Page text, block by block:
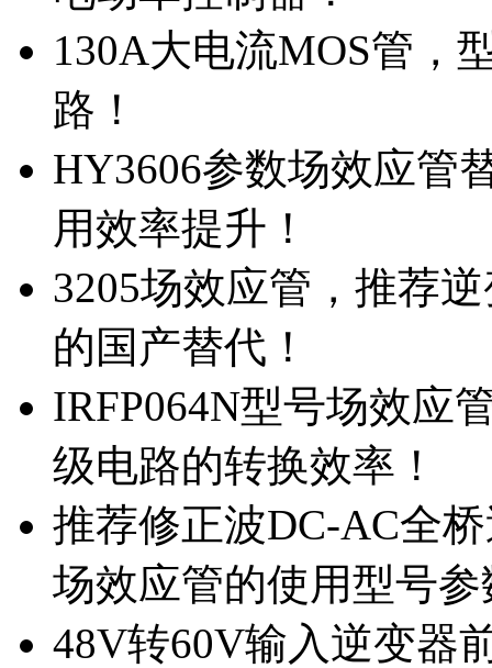
130A大电流MOS管，
路！
HY3606参数场效应管
用效率提升！
3205场效应管，推荐
的国产替代！
IRFP064N型号场效应
级电路的转换效率！
推荐修正波DC-AC全
场效应管的使用型号参
48V转60V输入逆变器